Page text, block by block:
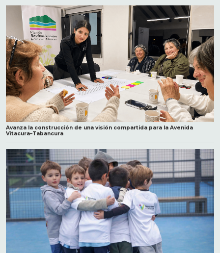
Avanza la construcción de una visión compartida para la Avenida
Vitacura–Tabancura